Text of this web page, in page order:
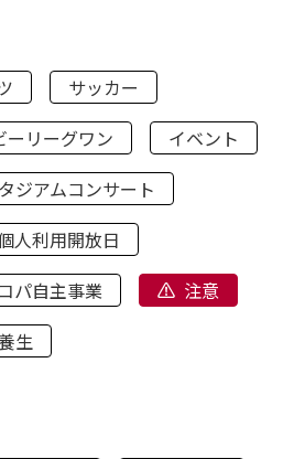
サッカー
ーリーグワン
イベント
ジアムコンサート
人利用開放日
パ自主事業
注意
生